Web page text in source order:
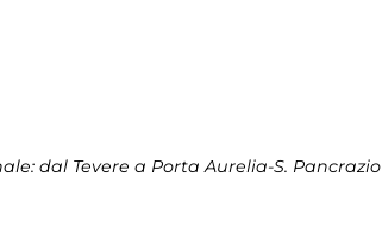
dal Tevere a Porta Aurelia-S. Pancrazio